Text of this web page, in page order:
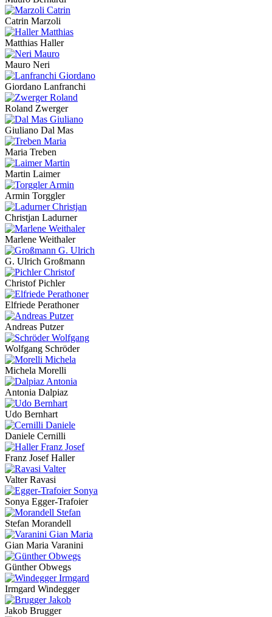
Catrin Marzoli
Matthias Haller
Mauro Neri
Giordano Lanfranchi
Roland Zwerger
Giuliano Dal Mas
Maria Treben
Martin Laimer
Armin Torggler
Christjan Ladurner
Marlene Weithaler
G. Ulrich Großmann
Christof Pichler
Elfriede Perathoner
Andreas Putzer
Wolfgang Schröder
Michela Morelli
Antonia Dalpiaz
Udo Bernhart
Daniele Cernilli
Franz Josef Haller
Valter Ravasi
Sonya Egger-Trafoier
Stefan Morandell
Gian Maria Varanini
Günther Obwegs
Irmgard Windegger
Jakob Brugger